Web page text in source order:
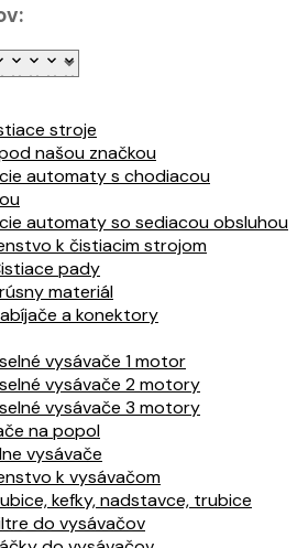
stroje
našou značkou
automaty s chodiacou
automaty so sediacou obsluhou
k čistiacim strojom
pady
materiál
a konektory
vysávače 1 motor
vysávače 2 motory
vysávače 3 motory
na popol
vysávače
k vysávačom
kefky, nadstavce, trubice
do vysávačov